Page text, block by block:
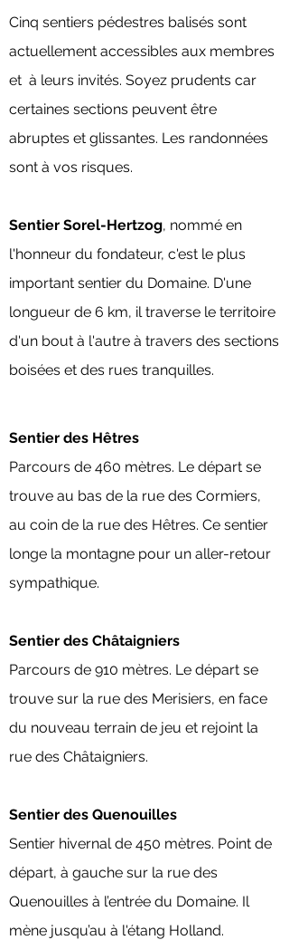
Cinq sentiers pédestres balisés sont
actuellement accessibles aux membres
et à leurs invités. Soyez prudents car
certaines sections peuvent être
abruptes et glissantes. Les randonnées
sont à vos risques.
Sentier Sorel-Hertzog, nommé en
l'honneur du fondateur, c'est le plus
important sentier du Domaine. D'une
longueur de 6 km, il traverse le territoire
d'un bout à l'autre à travers des sections
boisées et des rues tranquilles.
Sentier des Hêtres
Parcours de 460 mètres. Le départ se
trouve au bas de la rue des Cormiers,
au coin de la rue des Hêtres. Ce sentier
longe la montagne pour un aller-retour
sympathique.
Sentier des Châtaigniers
Parcours de 910 mètres. Le départ se
trouve sur la rue des Merisiers, en face
du nouveau terrain de jeu et rejoint la
rue des Châtaigniers.
Sentier des Quenouilles
Sentier hivernal de 450 mètres. Point de
départ, à gauche sur la rue des
Quenouilles à l’entrée du Domaine. Il
mène jusqu’au à l'étang Holland.